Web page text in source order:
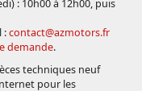
: 10h00 à 12h00, puis
:contact@azmotors.fr
demande.
techniques neuf
pour les